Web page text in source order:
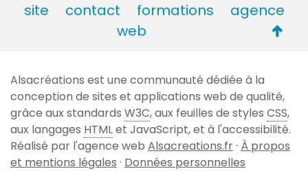
site
contact formations
agence
web
de
page
Alsacréations est une communauté dédiée à la
conception de sites et applications web de qualité,
grâce aux standards W3C, aux feuilles de styles CSS,
aux langages HTMLet JavaScript, et à l'accessibilité.
Réalisé par l'agence web Alsacreations.fr· À propos
et mentions légales · Données personnelles